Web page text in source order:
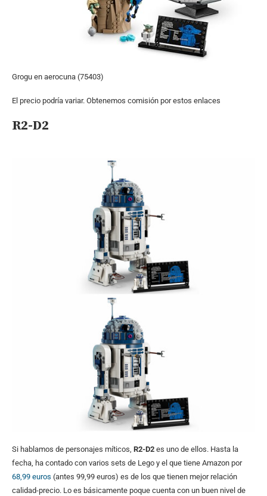
Grogu en aerocuna (75403)
El precio podría variar. Obtenemos comisión por estos enlaces
R2-D2
Si hablamos de personajes míticos, R2-D2 es uno de ellos. Hasta la
fecha, ha contado con varios sets de Lego y el que tiene Amazon por
68,99 euros (antes 99,99 euros) es de los que tienen mejor relación
calidad-precio. Lo es básicamente poque cuenta con un buen nivel de